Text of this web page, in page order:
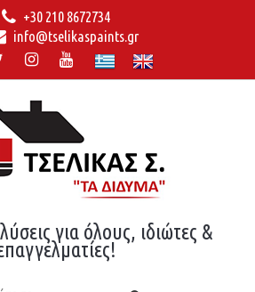
+30 210 8672734
info@tselikaspaints.gr
για όλους, ιδιώτες &